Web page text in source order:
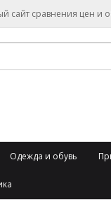
сравнения цен и
Одежда и обувь